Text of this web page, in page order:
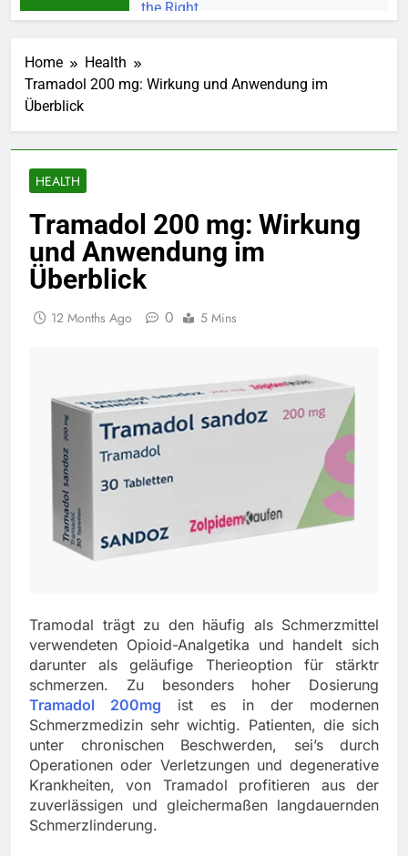
Home
Health
Tramadol 200 mg: Wirkung und Anwendung im
Überblick
HEALTH
Tramadol 200 mg: Wirkung
und Anwendung im
Überblick
12 Months Ago 0 5 Mins
Tramodal trägt zu den häufig als Schmerzmittel
verwendeten Opioid-Analgetika und handelt sich
darunter als geläufige Therieoption für stärktr
schmerzen. Zu besonders hoher Dosierung
Tramadol 200mg ist es in der modernen
Schmerzmedizin sehr wichtig. Patienten, die sich
unter chronischen Beschwerden, sei’s durch
Operationen oder Verletzungen und degenerative
Krankheiten, von Tramadol profitieren aus der
zuverlässigen und gleichermaßen langdauernden
Schmerzlinderung.